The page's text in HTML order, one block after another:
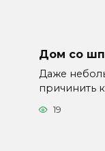
Дом со
Даже
причинить
19